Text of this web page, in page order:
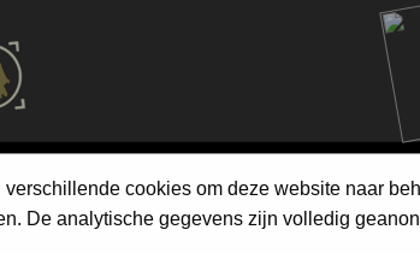
cookies om deze website naar
De analytische gegevens zijn volledig